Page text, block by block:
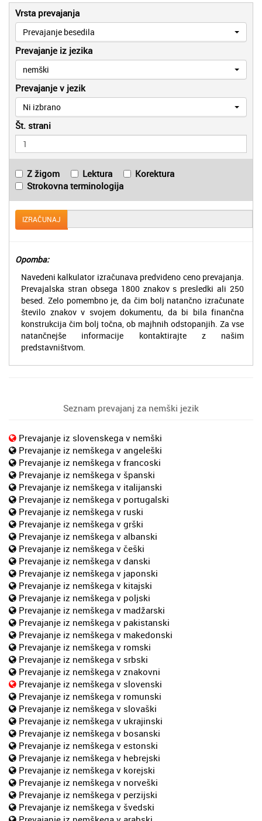
Vrsta prevajanja
Prevajanje besedila
Prevajanje iz jezika
nemški
Prevajanje v jezik
Ni izbrano
Št. strani
Z žigom Lektura
Korektura
Strokovna terminologija
IZRAČUNAJ
Opomba:
Navedeni kalkulator izračunava predvideno ceno prevajanja.
Prevajalska stran obsega 1800 znakov s presledki ali 250
besed. Zelo pomembno je, da čim bolj natančno izračunate
število znakov v svojem dokumentu, da bi bila finančna
konstrukcija čim bolj točna, ob majhnih odstopanjih. Za vse
natančnejše informacije kontaktirajte z našim
predstavništvom.
Seznam prevajanj za nemški jezik
Prevajanje iz slovenskega v nemški
Prevajanje iz nemškega v angeleški
Prevajanje iz nemškega v francoski
Prevajanje iz nemškega v španski
Prevajanje iz nemškega v italijanski
Prevajanje iz nemškega v portugalski
Prevajanje iz nemškega v ruski
Prevajanje iz nemškega v grški
Prevajanje iz nemškega v albanski
Prevajanje iz nemškega v češki
Prevajanje iz nemškega v danski
Prevajanje iz nemškega v japonski
Prevajanje iz nemškega v kitajski
Prevajanje iz nemškega v poljski
Prevajanje iz nemškega v madžarski
Prevajanje iz nemškega v pakistanski
Prevajanje iz nemškega v makedonski
Prevajanje iz nemškega v romski
Prevajanje iz nemškega v srbski
Prevajanje iz nemškega v znakovni
Prevajanje iz nemškega v slovenski
Prevajanje iz nemškega v romunski
Prevajanje iz nemškega v slovaški
Prevajanje iz nemškega v ukrajinski
Prevajanje iz nemškega v bosanski
Prevajanje iz nemškega v estonski
Prevajanje iz nemškega v hebrejski
Prevajanje iz nemškega v korejski
Prevajanje iz nemškega v norveški
Prevajanje iz nemškega v perzijski
Prevajanje iz nemškega v švedski